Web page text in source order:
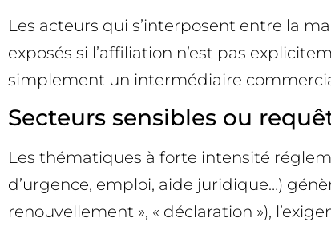
Les acteurs qui s’interposent entre la
exposés si l’affiliation n’est pas
simplement un intermédiaire
Secteurs sensibles ou
Les thématiques à forte intensité
d’urgence, emploi, aide juridique…)
renouvellement », « déclaration »),